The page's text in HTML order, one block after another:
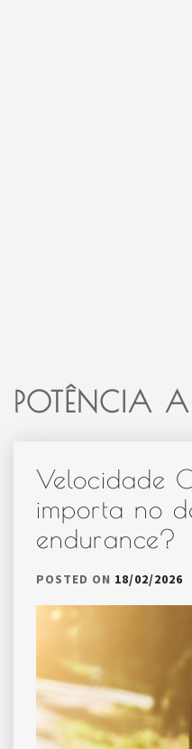
POTÊNCIA
Velocidade
importa no
endurance?
POSTED ON 18/02/2026